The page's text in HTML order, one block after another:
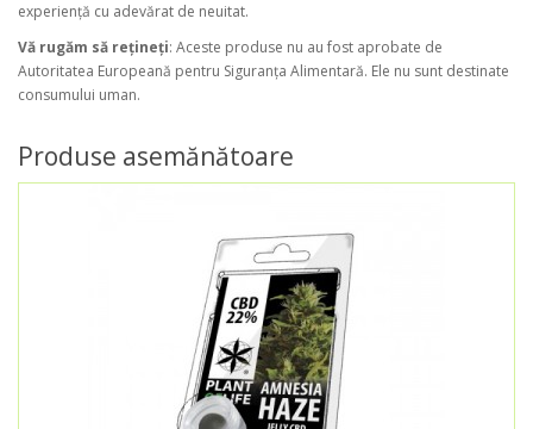
experiență cu adevărat de neuitat.
Vă rugăm să rețineți: Aceste produse nu au fost aprobate de
Autoritatea Europeană pentru Siguranța Alimentară. Ele nu sunt destinate
consumului uman.
Produse asemănătoare